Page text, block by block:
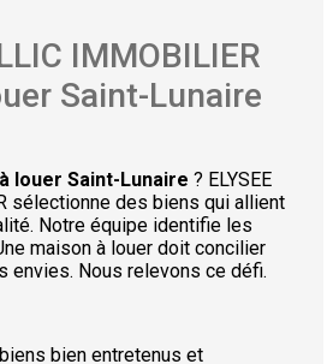
IMMOBILIER
Saint-Lunaire
louer Saint-Lunaire ? ELYSEE
sélectionne des biens qui allient
Notre équipe identifie les
maison à louer doit concilier
envies. Nous relevons ce défi.
bien entretenus et